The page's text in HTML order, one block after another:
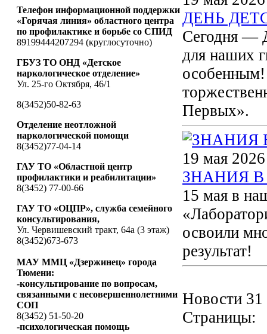
Телефон информационной поддержки
«Горячая линия» областного центра
по профилактике и борьбе со СПИД
89199444207294 (круглосуточно)
ГБУЗ ТО ОНД «Детское
наркологическое отделение»
Ул. 25-го Октября, 46/1
8(3452)50-82-63
Отделение неотложной
наркологической помощи
8(3452)77-04-14
ГАУ ТО «Областной центр
профилактики и реабилитации»
8(3452) 77-00-66
ГАУ ТО «ОЦПР», служба семейного
консультирования,
Ул. Червишевский тракт, 64а (3 этаж)
8(3452)673-673
МАУ ММЦ «Дзержинец» города
Тюмени:
-консультирование по вопросам,
связанными с несовершеннолетними
СОП
8(3452) 51-50-20
-психологическая помощь
ДЕНЬ
Сегодня —
для наших
Первых».
19 мая 2026
ЗНАНИЯ
15 мая в
освоили
результат!
Новости 31
Страницы: